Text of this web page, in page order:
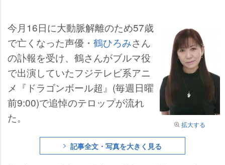
拡大する
今月16日に大動脈解離のため57歳
で亡くなった声優・ 鶴ひろみさん
の訃報を受け、鶴さんがブルマ役
で出演していたフジテレビ系アニ
メ『ドラゴンボール超』(毎週日曜
前9:00)で追悼のテロップが流れ
た。
記事全文・写真を大きく見る